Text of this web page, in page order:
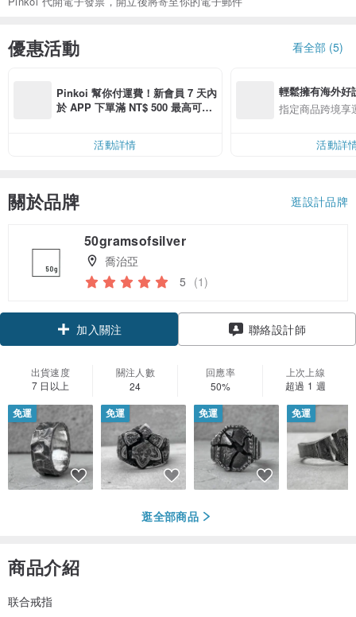
優惠活動 看全部 (5)
Pinkoi 幫你付運費！新會員 7 天內
於 APP 下單滿 NT$ 500 最高可折
活動詳情
輕鬆擁有海外好
指定商品跨境享
活動詳
關於品牌 逛設計品牌
50gramsofsilver
喬治亞
5 (1)
加入關注 聯絡設計師
出貨速度
7 日以上
關注人數
24
回應率
50%
上次上線
超過 1 週
免運 免運 免運 免運
逛全部商品
商品介紹
联合戒指